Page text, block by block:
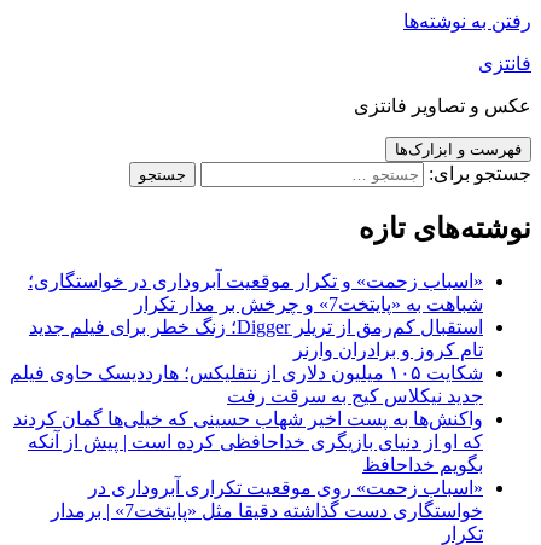
رفتن به نوشته‌ها
فانتزی
عکس و تصاویر فانتزی
فهرست و ابزارک‌ها
جستجو برای:
نوشته‌های تازه
«اسباب زحمت» و تکرار موقعیت آبروداری در خواستگاری؛
شباهت به «پایتخت7» و چرخش بر مدار تکرار
استقبال کم‌رمق از تریلر Digger؛ زنگ خطر برای فیلم جدید
تام کروز و برادران وارنر
شکایت ۱۰۵ میلیون دلاری از نتفلیکس؛ هارددیسک حاوی فیلم
جدید نیکلاس کیج به سرقت رفت
واکنش‌ها به پست اخیر شهاب حسینی که خیلی‌ها گمان کردند
که او از دنیای بازیگری خداحافظی کرده است | پیش از آنکه
بگویم خداحافظ
«اسباب زحمت» روی موقعیت تکراری آبروداری در
خواستگاری دست گذاشته دقیقا مثل «پایتخت7» | برمدار
تکرار